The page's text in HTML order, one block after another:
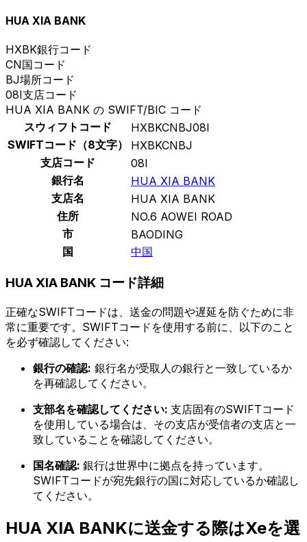
HUA XIA BANK
HXBK銀行コード
CN国コード
BJ場所コード
08I支店コード
HUA XIA BANK の SWIFT/BIC コード
スウィフトコード
HXBKCNBJ08I
SWIFTコード（8文字）
HXBKCNBJ
支店コード
08I
銀行名
HUA XIA BANK
支店名
HUA XIA BANK
住所
NO.6 AOWEI ROAD
市
BAODING
国
中国
HUA XIA BANK コード詳細
正確なSWIFTコードは、送金の問題や遅延を防ぐために非
常に重要です。SWIFTコードを使用する前に、以下のこと
を必ず確認してください:
銀行の確認: 銀行名が受取人の銀行と一致しているか
を再確認してください。
支部名を確認してください: 支店固有のSWIFTコード
を使用している場合は、その支店が受信者の支店と一
致していることを確認してください。
国名確認: 銀行は世界中に拠点を持っています。
SWIFTコードが宛先銀行の国に対応しているか確認し
てください。
HUA XIA BANKに送金する際はXeを選